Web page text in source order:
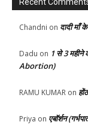
Chandni on दादी
Dadu on 1 से 3
Abortion)
RAMU KUMAR on
Priya on एबॉर्शन